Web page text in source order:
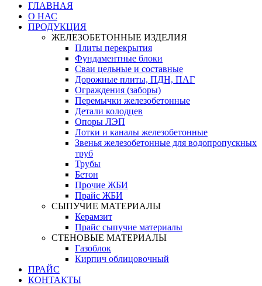
ГЛАВНАЯ
О НАС
ПРОДУКЦИЯ
ЖЕЛЕЗОБЕТОННЫЕ ИЗДЕЛИЯ
Плиты перекрытия
Фундаментные блоки
Сваи цельные и составные
Дорожные плиты, ПДН, ПАГ
Ограждения (заборы)
Перемычки железобетонные
Детали колодцев
Опоры ЛЭП
Лотки и каналы железобетонные
Звенья железобетонные для водопропускных
труб
Трубы
Бетон
Прочие ЖБИ
Прайс ЖБИ
СЫПУЧИЕ МАТЕРИАЛЫ
Керамзит
Прайс сыпучие материалы
СТЕНОВЫЕ МАТЕРИАЛЫ
Газоблок
Кирпич облицовочный
ПРАЙС
КОНТАКТЫ